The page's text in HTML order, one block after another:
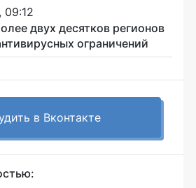
09:12
двух десятков регионов
ограничений
в Вконтакте